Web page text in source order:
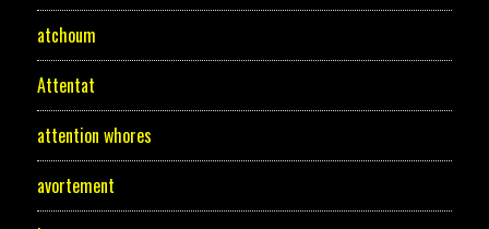
atchoum
Attentat
attention whores
avortement